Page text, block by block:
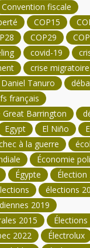
Convention fiscale
COP15
COP29
covid-19
crise migratoire
Daniel Tanuro
français
Barrington
Egypt El Niño
à la guerre
Économie
Égypte
Élection
élections
2019
2015
2022
Électrolux